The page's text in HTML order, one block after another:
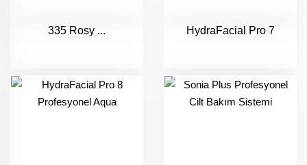
335 Rosy ... HydraFacial Pro 7